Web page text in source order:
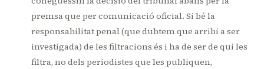
premsa que per comunicació oficial. Si bé la
responsabilitat penal (que dubtem que arribi a ser
investigada) de les filtracions és i ha de ser de qui les
filtra, no dels periodistes que les publiquen,